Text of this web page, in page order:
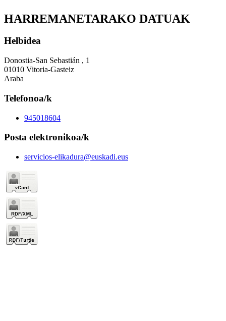
HARREMANETARAKO DATUAK
Helbidea
Donostia-San Sebastián , 1
01010 Vitoria-Gasteiz
Araba
Telefonoa/k
945018604
Posta elektronikoa/k
servicios-elikadura@euskadi.eus